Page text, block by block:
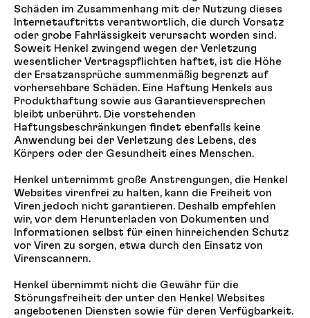
Schäden im Zusammenhang mit der Nutzung dieses
Internetauftritts verantwortlich, die durch Vorsatz
oder grobe Fahrlässigkeit verursacht worden sind.
Soweit Henkel zwingend wegen der Verletzung
wesentlicher Vertragspflichten haftet, ist die Höhe
der Ersatzansprüche summenmäßig begrenzt auf
vorhersehbare Schäden. Eine Haftung Henkels aus
Produkthaftung sowie aus Garantieversprechen
bleibt unberührt. Die vorstehenden
Haftungsbeschränkungen findet ebenfalls keine
Anwendung bei der Verletzung des Lebens, des
Körpers oder der Gesundheit eines Menschen.
Henkel unternimmt große Anstrengungen, die Henkel
Websites virenfrei zu halten, kann die Freiheit von
Viren jedoch nicht garantieren. Deshalb empfehlen
wir, vor dem Herunterladen von Dokumenten und
Informationen selbst für einen hinreichenden Schutz
vor Viren zu sorgen, etwa durch den Einsatz von
Virenscannern.
Henkel übernimmt nicht die Gewähr für die
Störungsfreiheit der unter den Henkel Websites
angebotenen Diensten sowie für deren Verfügbarkeit.